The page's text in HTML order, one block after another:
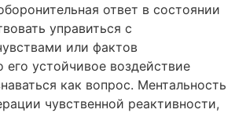
ответ в состоянии
управиться с
или фактов
его устойчивое воздействие
как вопрос. Ментальность
чувственной реактивности,